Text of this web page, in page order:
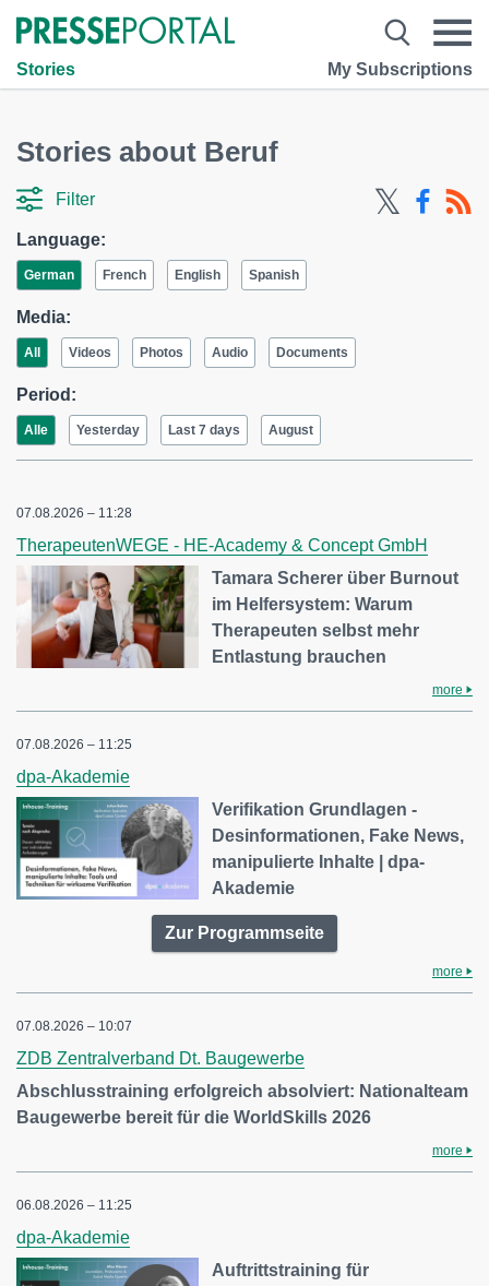
Stories My Subscriptions
Stories about Beruf
Filter
Language:
German French English Spanish
Media:
All Videos Photos Audio Documents
Period:
Alle Yesterday Last 7 days August
07.08.2026 – 11:28
TherapeutenWEGE - HE-Academy & Concept GmbH
Tamara Scherer über Burnout
im Helfersystem: Warum
Therapeuten selbst mehr
Entlastung brauchen
more
07.08.2026 – 11:25
dpa-Akademie
Verifikation Grundlagen -
Desinformationen, Fake News,
manipulierte Inhalte | dpa-
Akademie
Zur Programmseite
more
07.08.2026 – 10:07
ZDB Zentralverband Dt. Baugewerbe
Abschlusstraining erfolgreich absolviert: Nationalteam
Baugewerbe bereit für die WorldSkills 2026
more
06.08.2026 – 11:25
dpa-Akademie
Auftrittstraining für